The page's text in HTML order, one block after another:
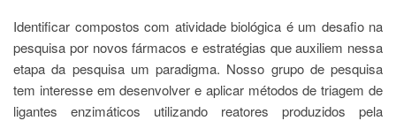
Estágios
Permanência
Estudantil
Formulários
Identificar compostos com atividade biológica é um desafio na
pesquisa por novos fármacos e estratégias que auxiliem nessa
etapa da pesquisa um paradigma. Nosso grupo de pesquisa
tem interesse em desenvolver e aplicar métodos de triagem de
ligantes enzimáticos utilizando reatores produzidos pela